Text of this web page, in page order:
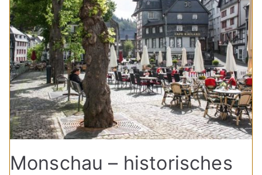
Monschau – historisches